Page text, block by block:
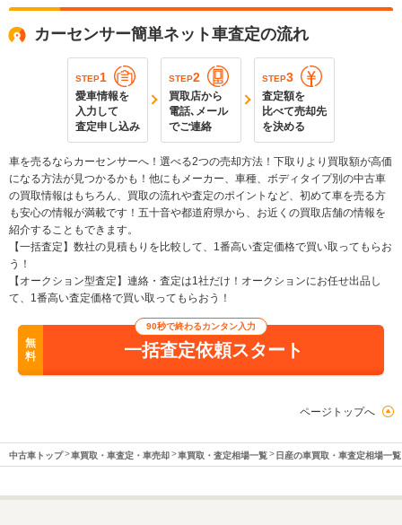
カーセンサー簡単ネット車査定の流れ
STEP1
愛車情報を
入力して
査定申し込み
STEP2
買取店から
電話､メール
でご連絡
STEP3
査定額を
比べて売却先
を決める
車を売るならカーセンサーへ！選べる2つの売却方法！下取りより買取額が高価
になる方法が見つかるかも！他にもメーカー、車種、ボディタイプ別の中古車
の買取情報はもちろん、買取の流れや査定のポイントなど、初めて車を売る方
も安心の情報が満載です！五十音や都道府県から、お近くの買取店舗の情報を
紹介することもできます。
【一括査定】数社の見積もりを比較して、1番高い査定価格で買い取ってもらお
う！
【オークション型査定】連絡・査定は1社だけ！オークションにお任せ出品し
て、1番高い査定価格で買い取ってもらおう！
無
料
90秒で終わるカンタン入力
一括査定依頼スタート
ページトップへ
中古車トップ 車買取・車査定・車売却 車買取・査定相場一覧 日産の車買取・車査定相場一覧